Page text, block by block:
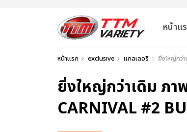
หน้าแ
หน้าแรก exclusive แกลเลอรี ยิ่งใหญ่กว่
ยิ่งใหญ่กว่าเดิม ภา
CARNIVAL #2